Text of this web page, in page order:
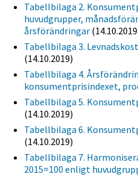
Tabellbilaga 2.
huvudgrupper,
årsförändringar
Tabellbilaga 3.
(14.10.2019)
Tabellbilaga 4.
konsumentprisindexet,
Tabellbilaga 5.
(14.10.2019)
Tabellbilaga 6.
(14.10.2019)
Tabellbilaga 7.
2015=100 enligt